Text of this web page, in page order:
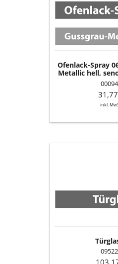
Gussgrau-
Metallic
senotherm
UHT
ml
Dose)
Ofenlack-Spray
Metallic hell,
(150 ml
inkl.